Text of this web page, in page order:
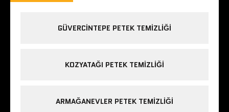
GÜVERCINTEPE PETEK TEMIZLIĞI
KOZYATAĞI PETEK TEMIZLIĞI
ARMAĞANEVLER PETEK TEMIZLIĞI